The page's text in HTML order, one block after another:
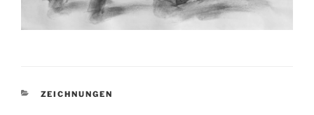
KATEGORIEN
ZEICHNUNGEN